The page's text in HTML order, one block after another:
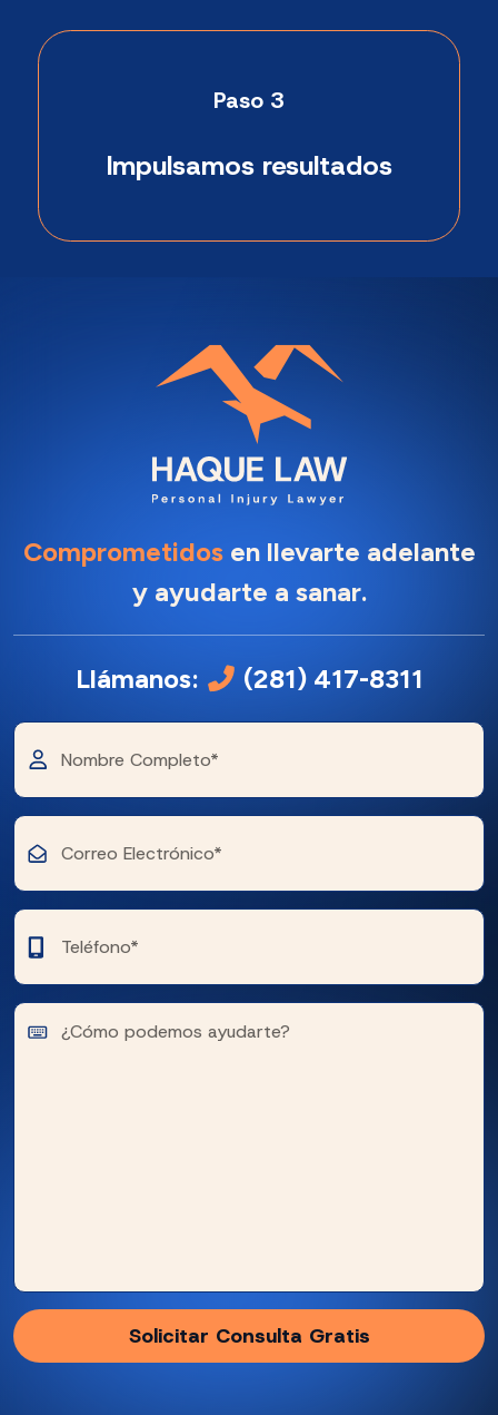
Paso 3
Impulsamos resultados
Comprometidosen llevarte adelante
y ayudarte a sanar.
Llámanos: (281) 417-8311